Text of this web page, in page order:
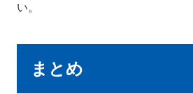
い。
まとめ